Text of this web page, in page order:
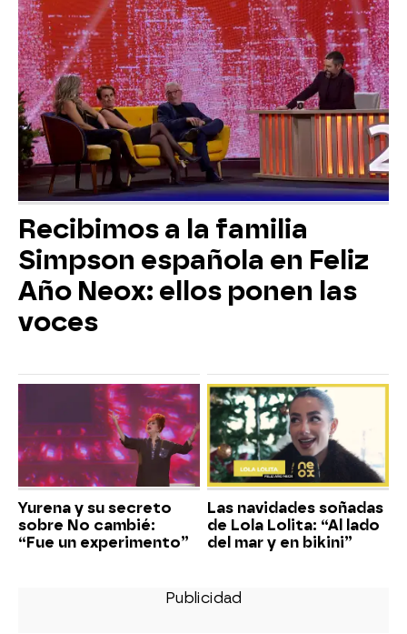
Recibimos a la familia
Simpson española en Feliz
Año Neox: ellos ponen las
voces
Yurena y su secreto
sobre No cambié:
“Fue un experimento”
Las navidades soñadas
de Lola Lolita: “Al lado
del mar y en bikini”